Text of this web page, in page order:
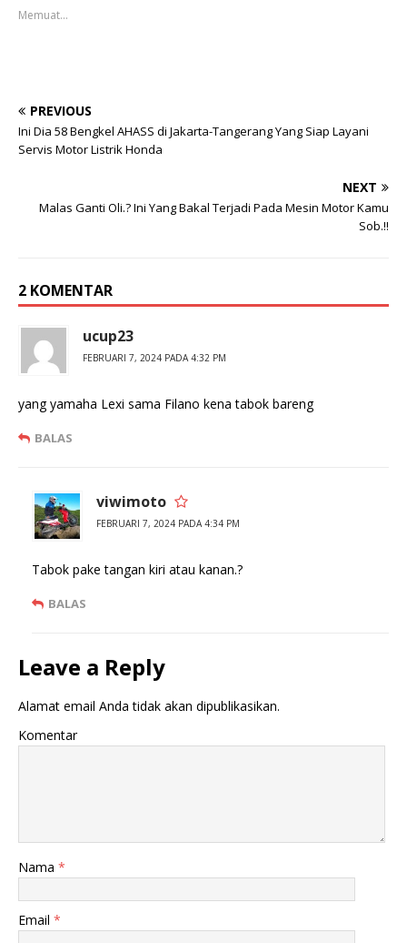
u
k
i
p
a
d
a
t
m
b
u
a
d
i
j
d
e
a
y
b
a
r
u
)
a
n
d
e
M
e
m
k
a
d
e
n
g
b
a
)
Memuat...
PREVIOUS
Ini Dia 58 Bengkel AHASS di Jakarta-Tangerang Yang Siap Layani
Servis Motor Listrik Honda
NEXT
Malas Ganti Oli.? Ini Yang Bakal Terjadi Pada Mesin Motor Kamu
Sob.!!
2 KOMENTAR
ucup23
FEBRUARI 7, 2024 PADA 4:32 PM
yang yamaha Lexi sama Filano kena tabok bareng
BALAS
viwimoto
FEBRUARI 7, 2024 PADA 4:34 PM
Tabok pake tangan kiri atau kanan.?
BALAS
Leave a Reply
Alamat email Anda tidak akan dipublikasikan.
Komentar
Nama *
Email *